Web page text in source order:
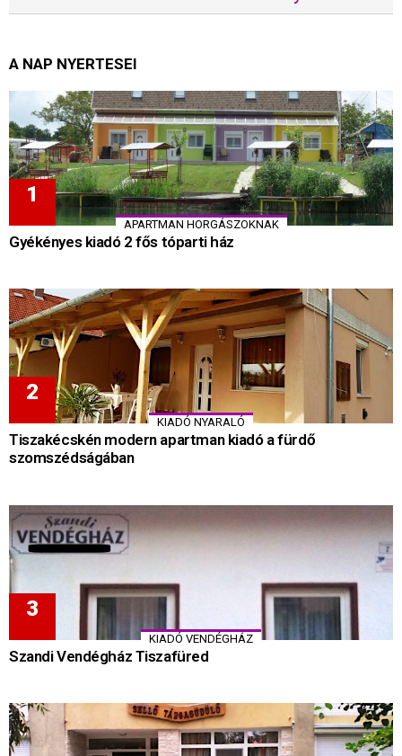
A NAP NYERTESEI
APARTMAN HORGÁSZOKNAK
Gyékényes kiadó 2 fős tóparti ház
KIADÓ NYARALÓ
Tiszakécskén modern apartman kiadó a fürdő
szomszédságában
KIADÓ VENDÉGHÁZ
Szandi Vendégház Tiszafüred